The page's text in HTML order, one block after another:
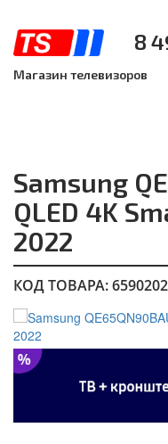
8
Магазин телевизоров
Samsung
QLED 4K
2022
КОД ТОВАРА: